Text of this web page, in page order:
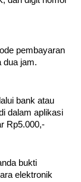
pembayaran
dua jam.
bank atau
dalam aplikasi
Rp5.000,-
bukti
elektronik